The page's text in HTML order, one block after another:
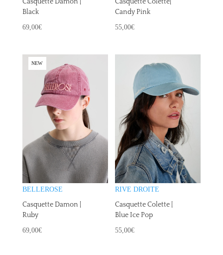
Black
69,00€
Candy Pink
55,00€
NEW
BELLEROSE
Casquette Damon |
Ruby
69,00€
RIVE DROITE
Casquette Colette |
Blue Ice Pop
55,00€